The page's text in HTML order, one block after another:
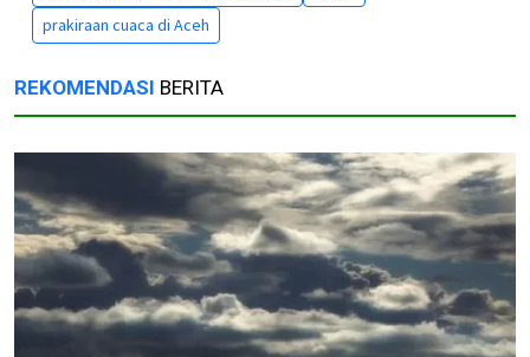
prakiraan cuaca di Aceh
REKOMENDASI BERITA